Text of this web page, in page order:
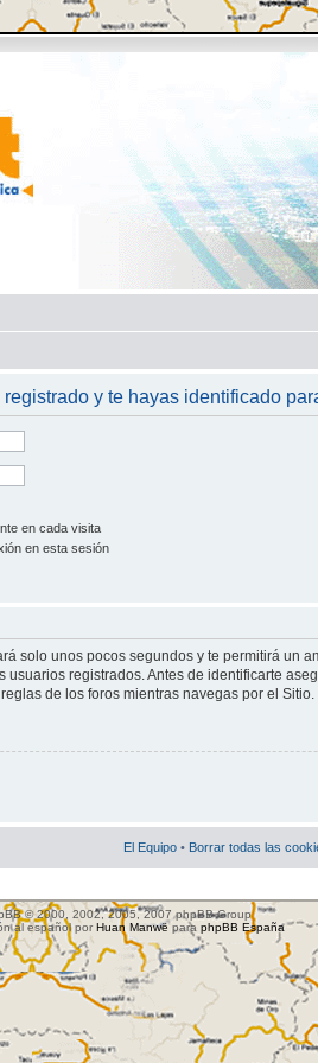
y te hayas identificado
en cada visita
en esta sesión
solo unos pocos segundos y te permitirá un
registrados. Antes de identificarte
de los foros mientras navegas por el Sitio.
El Equipo • Borrar todas las
© 2000, 2002, 2005, 2007 phpBB Group
al español por Huan Manwëpara phpBB España